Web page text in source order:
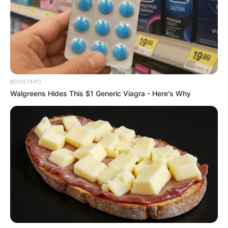
és a pszichológiai profilok alapján azt állítják, hogy
ha nem fogják el, további életek kerülhettek volna
veszélybe. A kamerafelvételek, a DNS-nyomok és a
lefoglalt telefonok tartalma egyértelmű
bizonyítékokat adtak a kezükbe – még akkor is, ha a
férfi mindvégig kitartott amellett, hogy ártatlan.
a jogi háttér változása is hozta.
törvényt fogadott el, amely szerint kiemelt
gyilkossági ügyekben az illegális bevándorlókra is
kiszabható a halálbüntetés. Ez különösen
hangsúlyossá vált annak fényében, hogy Zs. Zsolt
jogellenesen tartózkodott az Egyesült
Államokban, álnéven bujkált”, mert egy korábbi
rablás miatt elrendelt házi őrizetből szökött meg. A
BOOSTARO
Walgreens Hides This $1 Generic Viagra - Here's Why